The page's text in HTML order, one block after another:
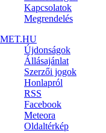
Kapcsolatok
Megrendelés
MET.HU
Újdonságok
Állásajánlat
Szerzői jogok
Honlapról
RSS
Facebook
Meteora
Oldaltérkép